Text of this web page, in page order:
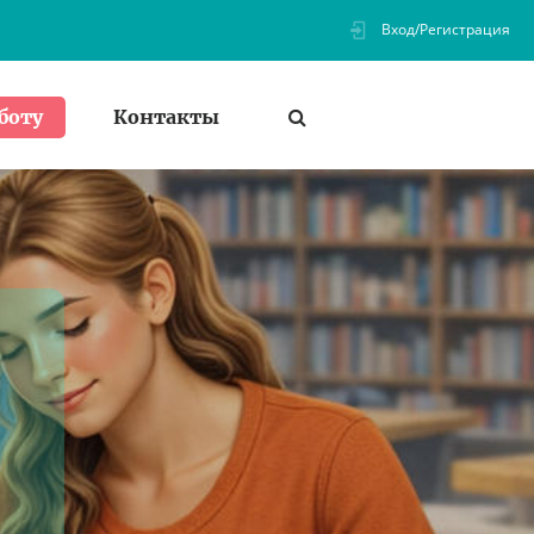
Вход/Регистрация
Контакты